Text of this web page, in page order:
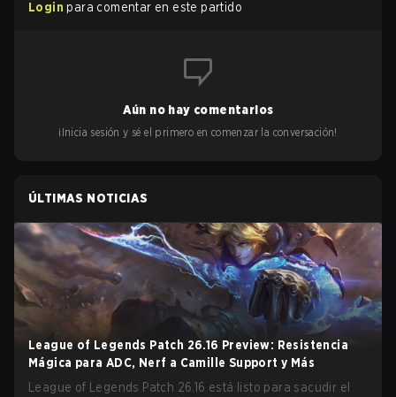
Login para comentar en este partido
Aún no hay comentarios
¡Inicia sesión y sé el primero en comenzar la conversación!
ÚLTIMAS NOTICIAS
League of Legends Patch 26.16 Preview: Resistencia
Mágica para ADC, Nerf a Camille Support y Más
League of Legends Patch 26.16 está listo para sacudir el